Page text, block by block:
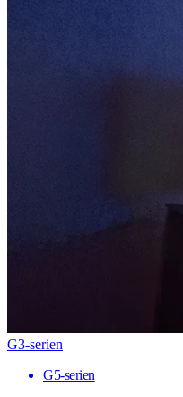
G3-serien
G5-serien